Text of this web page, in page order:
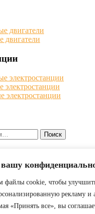
файлы cookie, чтобы
рекламу и
«Принять все», вы
двигатели
двигатели
электростанции
электростанции
электростанции
Поиск
по всей территории